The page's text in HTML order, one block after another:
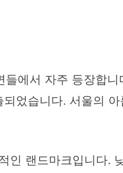
에서 자주 등장합니
었습니다. 서울의
인 랜드마크입니다.